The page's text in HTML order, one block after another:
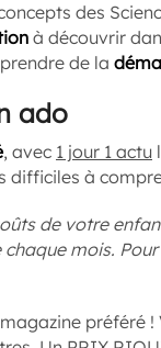
des
à découvrir
de la
ado
, avec 1 jour 1 actu
difficiles à
de votre
mois.
préféré